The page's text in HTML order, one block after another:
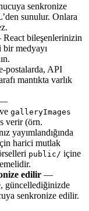
senkronize
sunulur. Onlara
bileşenlerinizin
medyayı
postalarda, API
mantıkta varlık
ve galleryImages
verir (örn.
yayımlandığında
harici mutlak
public/ içine
edilir —
güncellediğinizde
senkronize edilir.